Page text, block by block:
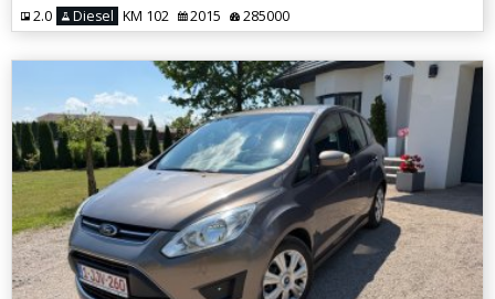
2.0 Diesel KM 102 2015 285000